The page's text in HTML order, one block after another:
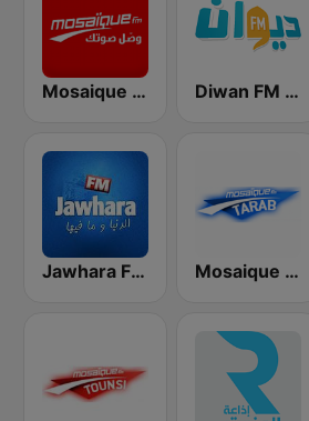
Mosaique FM (موزاييك إف إم) Diwan FM (ديوان إف إم)
Jawhara FM (جوهرة أف آم) Mosaique FM Tarab (موزاييك إف إم)